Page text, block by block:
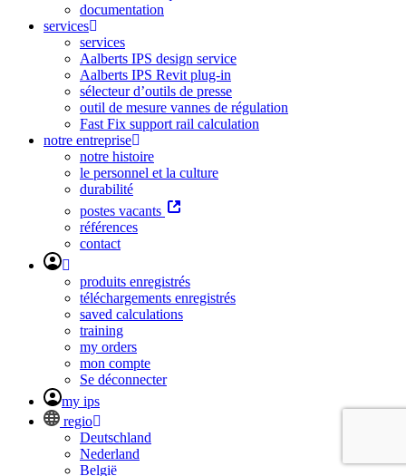
documentation
services
services
Aalberts IPS design service
Aalberts IPS Revit plug-in
sélecteur d’outils de presse
outil de mesure vannes de régulation
Fast Fix support rail calculation
notre entreprise
notre histoire
le personnel et la culture
durabilité
postes vacants
références
contact
produits enregistrés
téléchargements enregistrés
saved calculations
training
my orders
mon compte
Se déconnecter
my ips
regio
Deutschland
Nederland
België